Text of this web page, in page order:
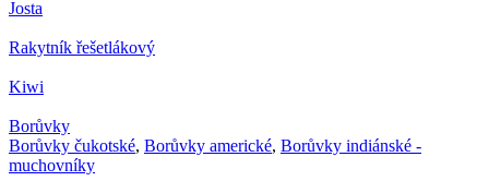
Josta
Rakytník řešetlákový
Kiwi
Borůvky
Borůvky čukotské, Borůvky americké, Borůvky indiánské -
muchovníky